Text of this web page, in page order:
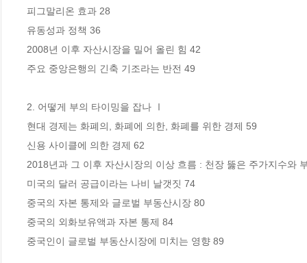
피그말리온 효과 28
유동성과 정책 36
2008년 이후 자산시장을 밀어 올린 힘 42
주요 중앙은행의 긴축 기조라는 반전 49
2. 어떻게 부의 타이밍을 잡나 Ⅰ
현대 경제는 화폐의, 화폐에 의한, 화폐를 위한 경제 59
신용 사이클에 의한 경제 62
2018년과 그 이후 자산시장의 이상 흐름 : 천장 뚫은 주가지수와
미국의 달러 공급이라는 나비 날갯짓 74
중국의 자본 통제와 글로벌 부동산시장 80
중국의 외화보유액과 자본 통제 84
중국인이 글로벌 부동산시장에 미치는 영향 89